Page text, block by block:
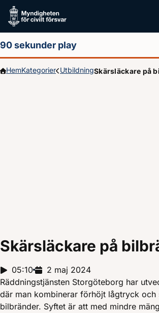
Hoppa till huvudinnehållet
90 sekunder play
HemKategorier UtbildningSkärsläckare på
Skärsläckare på
Reportagelängd:
05:10 Releasedatum:
2 maj 2024
Räddningstjänsten Storgöteborg har
där man kombinerar förhöjt lågtryck och
bilbränder. Syftet är att med mindre